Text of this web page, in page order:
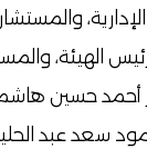
الهيئة،
أحمد حسين هاشم
سعد عبد